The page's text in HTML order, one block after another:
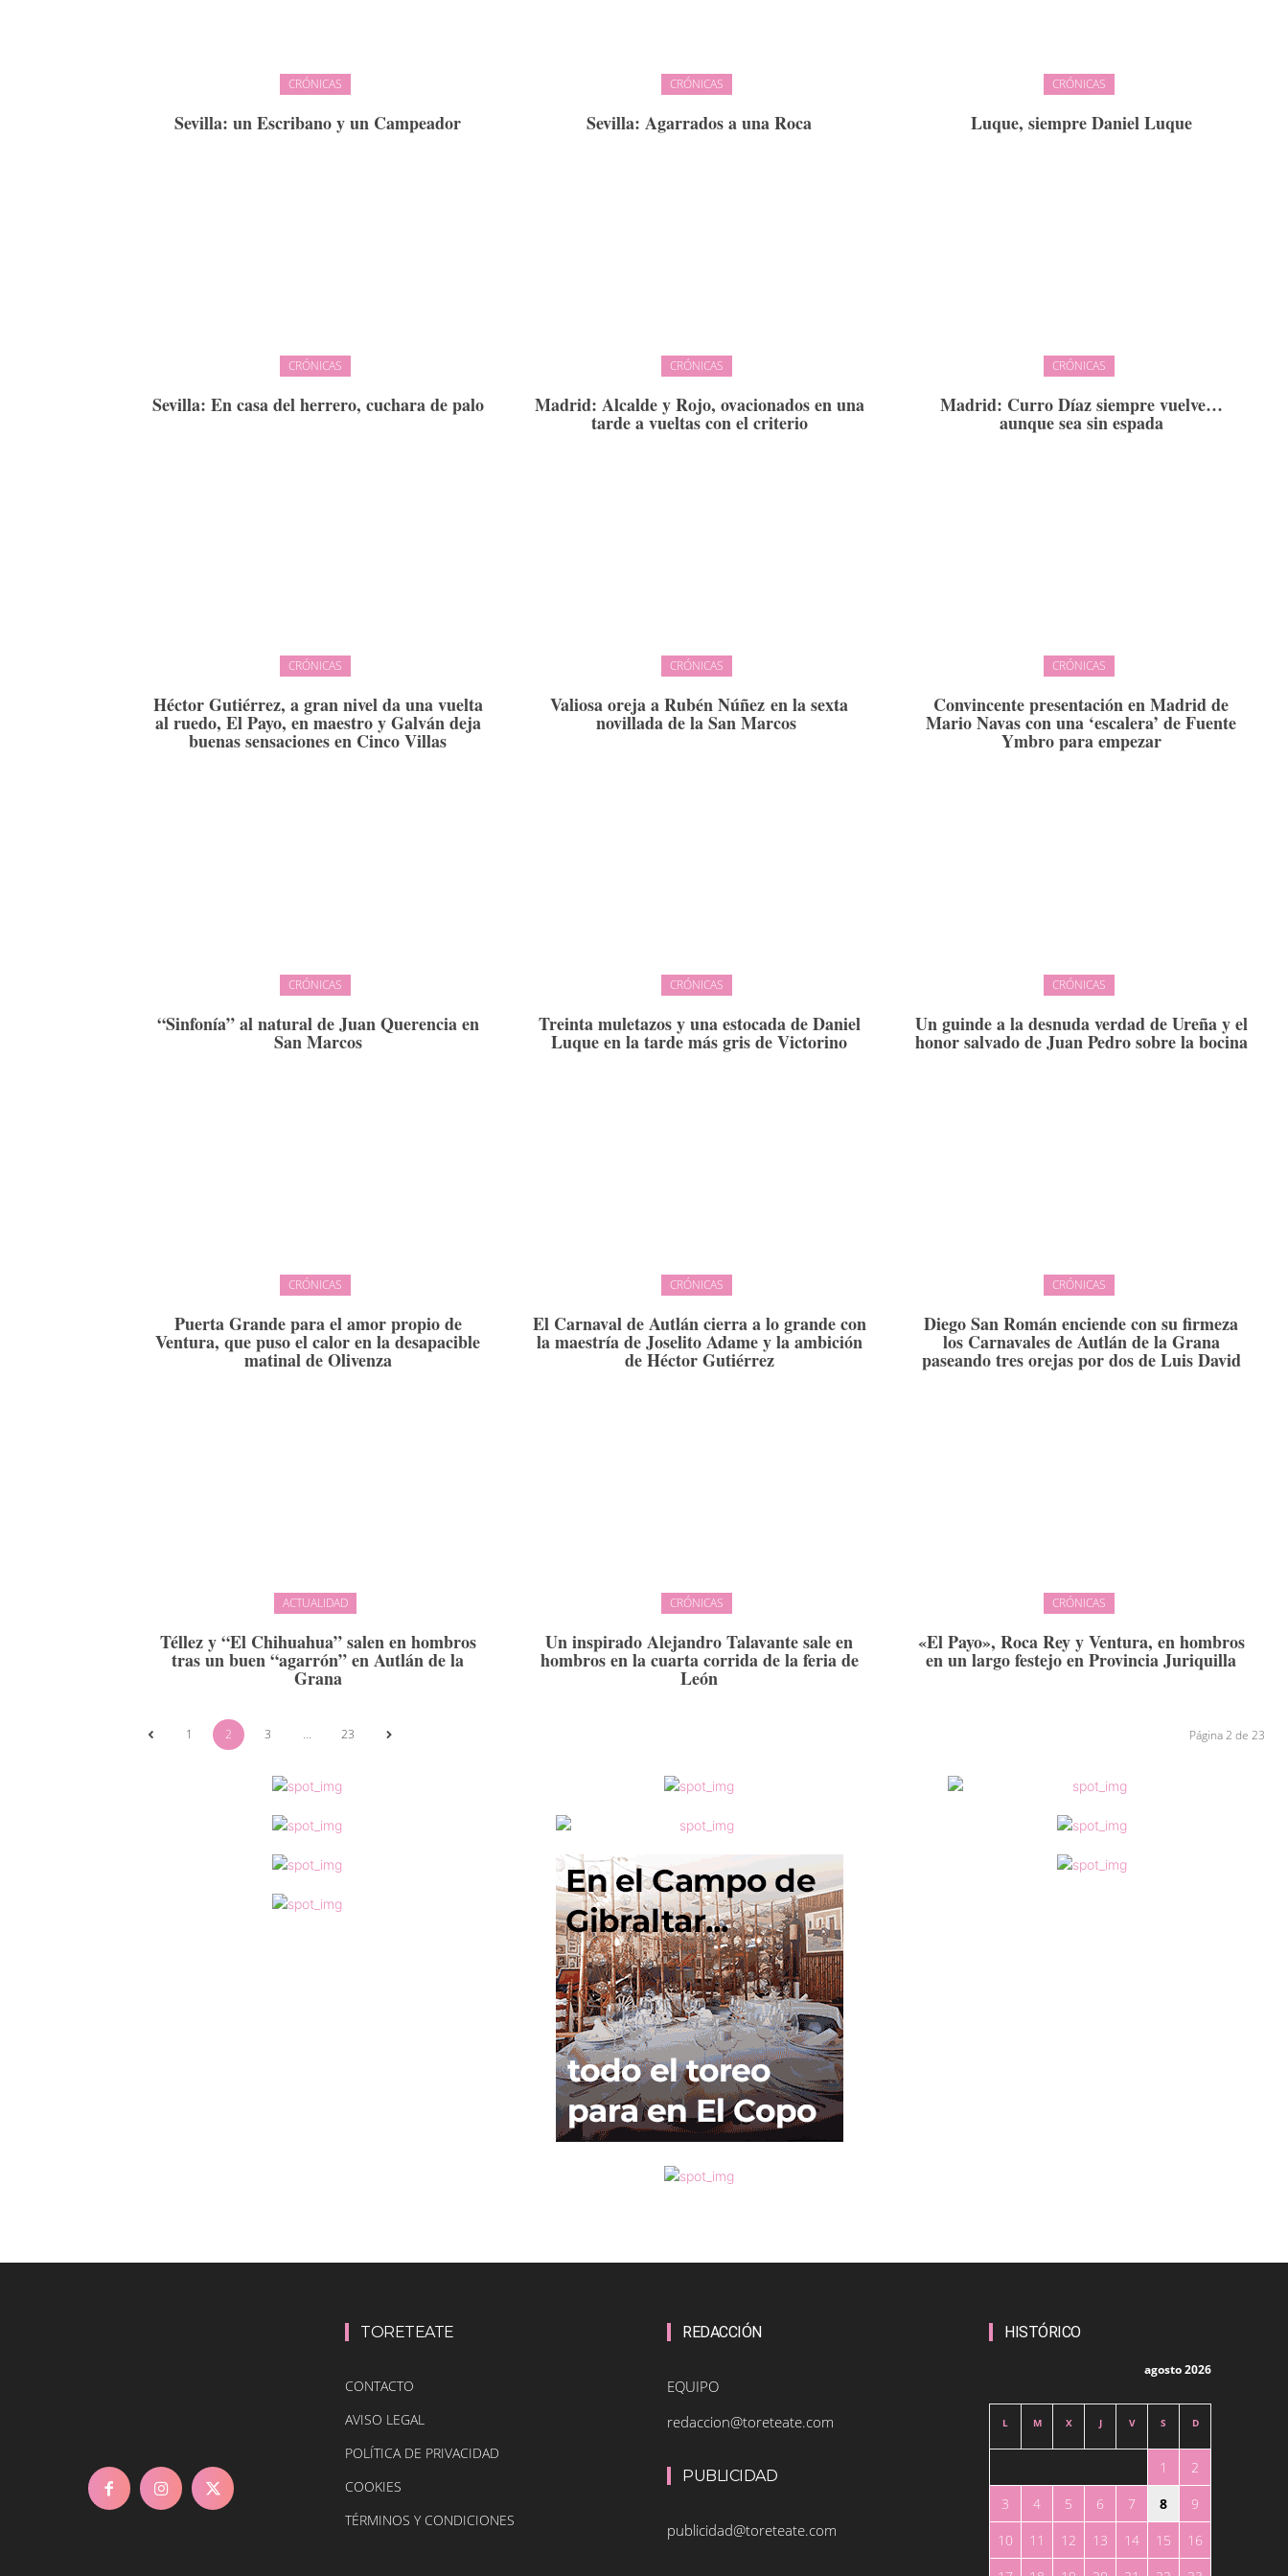
CRÓNICAS
Sevilla: un Escribano y un Campeador
CRÓNICAS
Sevilla: Agarrados a una Roca
CRÓNICAS
Luque, siempre Daniel Luque
CRÓNICAS
Sevilla: En casa del herrero, cuchara de palo
CRÓNICAS
Madrid: Alcalde y Rojo, ovacionados en una
tarde a vueltas con el criterio
CRÓNICAS
Madrid: Curro Díaz siempre vuelve…
aunque sea sin espada
CRÓNICAS
Héctor Gutiérrez, a gran nivel da una vuelta
al ruedo, El Payo, en maestro y Galván deja
buenas sensaciones en Cinco Villas
CRÓNICAS
Valiosa oreja a Rubén Núñez en la sexta
novillada de la San Marcos
CRÓNICAS
Convincente presentación en Madrid de
Mario Navas con una ‘escalera’ de Fuente
Ymbro para empezar
CRÓNICAS
“Sinfonía” al natural de Juan Querencia en
San Marcos
CRÓNICAS
Treinta muletazos y una estocada de Daniel
Luque en la tarde más gris de Victorino
CRÓNICAS
Un guinde a la desnuda verdad de Ureña y el
honor salvado de Juan Pedro sobre la bocina
CRÓNICAS
Puerta Grande para el amor propio de
Ventura, que puso el calor en la desapacible
matinal de Olivenza
CRÓNICAS
El Carnaval de Autlán cierra a lo grande con
la maestría de Joselito Adame y la ambición
de Héctor Gutiérrez
CRÓNICAS
Diego San Román enciende con su firmeza
los Carnavales de Autlán de la Grana
paseando tres orejas por dos de Luis David
ACTUALIDAD
Téllez y “El Chihuahua” salen en hombros
tras un buen “agarrón” en Autlán de la
Grana
CRÓNICAS
Un inspirado Alejandro Talavante sale en
hombros en la cuarta corrida de la feria de
León
CRÓNICAS
«El Payo», Roca Rey y Ventura, en hombros
en un largo festejo en Provincia Juriquilla
1 2 3 ... 23 Página 2 de 23
TORETEATE
CONTACTO
AVISO LEGAL
POLÍTICA DE PRIVACIDAD
COOKIES
TÉRMINOS Y CONDICIONES
REDACCIÓN
EQUIPO
redaccion@toreteate.com
PUBLICIDAD
publicidad@toreteate.com
HISTÓRICO
agosto 2026
L M X J V S D
1
2
3
4 5 6 7 8
9
10
11 12 13 14 15
16